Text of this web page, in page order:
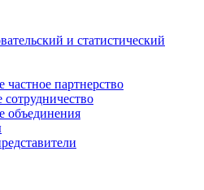
и статистический
частное партнерство
объединения